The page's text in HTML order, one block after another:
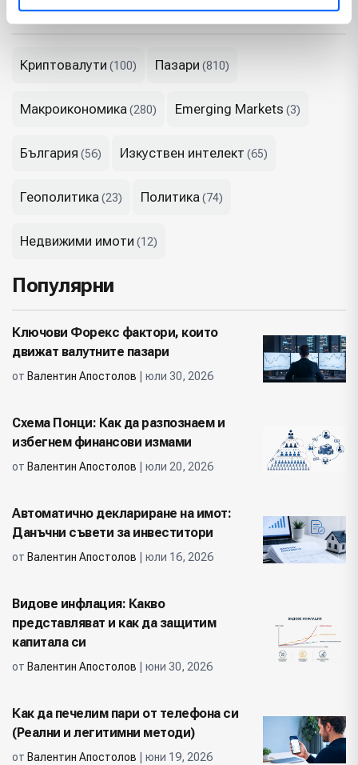
Теми
Криптовалути (100) Пазари (810)
Макроикономика(280) Emerging Markets (3)
България (56) Изкуствен интелект (65)
Геополитика(23) Политика(74)
Недвижими имоти (12)
Популярни
Ключови Форекс фактори, които
движат валутните пазари
от Валентин Апостолов | юли 30, 2026
Схема Понци: Как да разпознаем и
избегнем финансови измами
от Валентин Апостолов | юли 20, 2026
Автоматично деклариране на имот:
Данъчни съвети за инвеститори
от Валентин Апостолов | юли 16, 2026
Видове инфлация: Какво
представляват и как да защитим
капитала си
от Валентин Апостолов | юни 30, 2026
Как да печелим пари от телефона си
(Реални и легитимни методи)
от Валентин Апостолов | юни 19, 2026